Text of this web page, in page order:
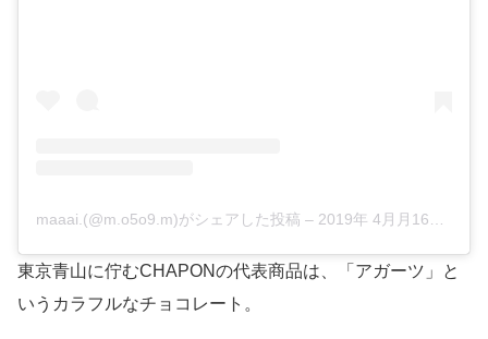
maaai.(@m.o5o9.m)がシェアした投稿 – 2019年 4月月16日午後8時33分PDT
東京青山に佇むCHAPONの代表商品は、「アガーツ」と
いうカラフルなチョコレート。